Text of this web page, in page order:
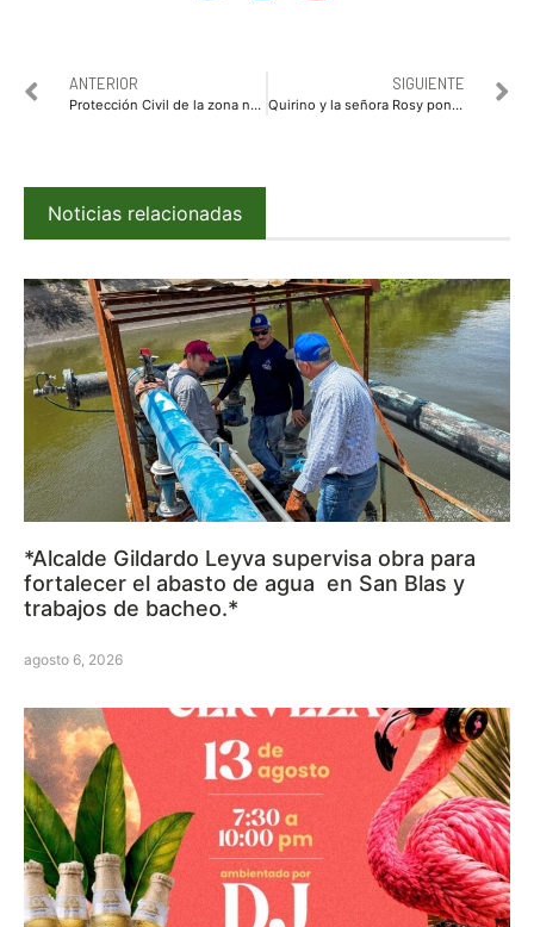
ANTERIOR
Protección Civil de la zona norte, se reunió con el titular del Instituto Estatal de Protección Civil en Sinaloa
SIGUIENTE
Quirino y la señora Rosy ponen en operación la Ruta Azul
Noticias relacionadas
*Alcalde Gildardo Leyva supervisa obra para
fortalecer el abasto de agua en San Blas y
trabajos de bacheo.*
agosto 6, 2026